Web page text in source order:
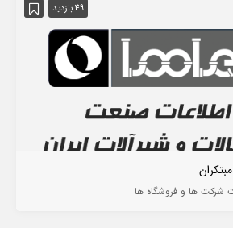
49 بازدید
شرکت ها و فروشگاه ها